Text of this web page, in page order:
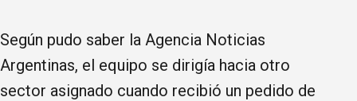
Según pudo saber la Agencia Noticias
Argentinas, el equipo se dirigía hacia otro
sector asignado cuando recibió un pedido de